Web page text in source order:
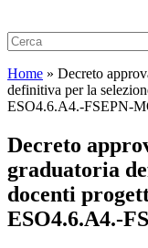
Home » Decreto
definitiva per la
ESO4.6.A4.-FSEPN-
Decreto
graduatoria
docenti
ESO4.6.A4.-